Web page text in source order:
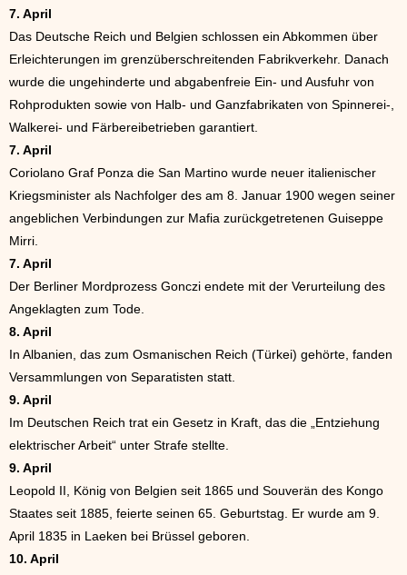
7. April
Das Deutsche Reich und Belgien schlossen ein Abkommen über
Erleichterungen im grenzüberschreitenden Fabrikverkehr. Danach
wurde die ungehinderte und abgabenfreie Ein- und Ausfuhr von
Rohprodukten sowie von Halb- und Ganzfabrikaten von Spinnerei-,
Walkerei- und Färbereibetrieben garantiert.
7. April
Coriolano Graf Ponza die San Martino wurde neuer italienischer
Kriegsminister als Nachfolger des am 8. Januar 1900 wegen seiner
angeblichen Verbindungen zur Mafia zurückgetretenen Guiseppe
Mirri.
7. April
Der Berliner Mordprozess Gonczi endete mit der Verurteilung des
Angeklagten zum Tode.
8. April
In Albanien, das zum Osmanischen Reich (Türkei) gehörte, fanden
Versammlungen von Separatisten statt.
9. April
Im Deutschen Reich trat ein Gesetz in Kraft, das die „Entziehung
elektrischer Arbeit“ unter Strafe stellte.
9. April
Leopold II, König von Belgien seit 1865 und Souverän des Kongo
Staates seit 1885, feierte seinen 65. Geburtstag. Er wurde am 9.
April 1835 in Laeken bei Brüssel geboren.
10. April